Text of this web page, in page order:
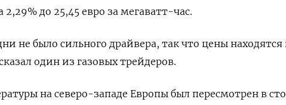
2,29% до 25,45 евро за мегаватт-час.
не было сильного драйвера, так что цены находятся
один из газовых трейдеров.
на северо-западе Европы был пересмотрен в